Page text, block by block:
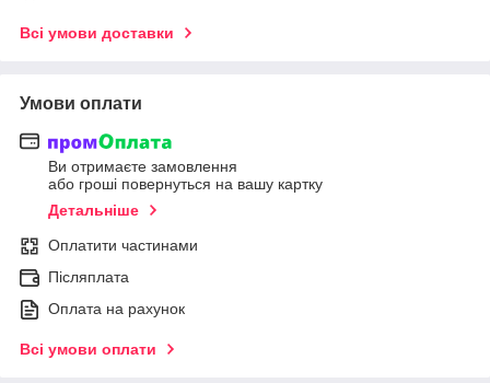
Всі умови доставки
Умови оплати
Ви отримаєте замовлення
або гроші повернуться на вашу картку
Детальніше
Оплатити частинами
Післяплата
Оплата на рахунок
Всі умови оплати